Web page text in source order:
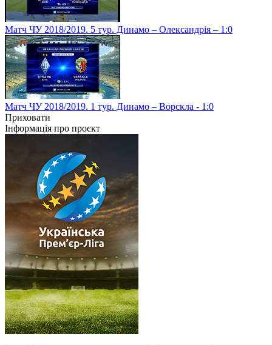
Матч ЧУ 2018/2019. 5 тур. Динамо – Олександрія – 1:0
Матч ЧУ 2018/2019. 1 тур. Динамо – Ворскла - 1:0
Приховати
Інформація про проєкт